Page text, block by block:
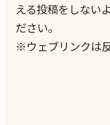
える投稿をしない
ださい。
※ウェブリンクは